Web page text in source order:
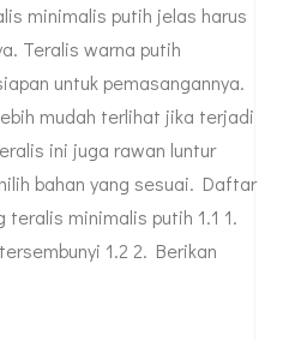
minimalis putih jelas harus
Teralis warna putih
untuk pemasangannya.
mudah terlihat jika terjadi
ini juga rawan luntur
bahan yang sesuai. Daftar
minimalis putih 1.1 1.
1.2 2. Berikan